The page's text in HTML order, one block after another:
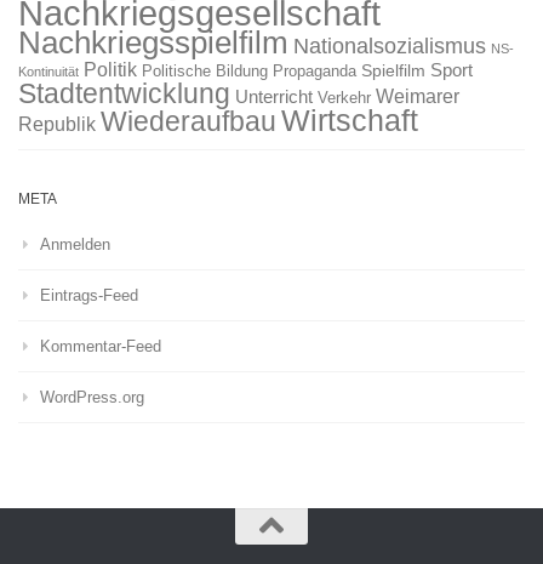
Nachkriegsgesellschaft
Nachkriegsspielfilm Nationalsozialismus NS-
Kontinuität Politik Politische Bildung Propaganda Spielfilm Sport
Stadtentwicklung Unterricht Verkehr Weimarer
Republik WiederaufbauWirtschaft
META
Anmelden
Eintrags-Feed
Kommentar-Feed
WordPress.org